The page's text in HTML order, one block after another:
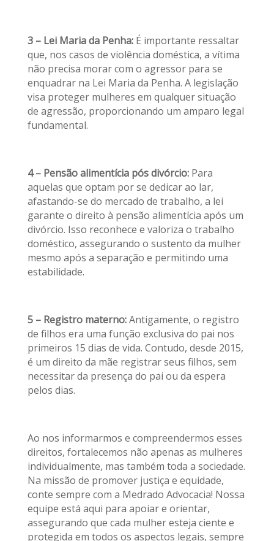
3 – Lei Maria da Penha:É importante ressaltar
que, nos casos de violência doméstica, a vítima
não precisa morar com o agressor para se
enquadrar na Lei Maria da Penha. A legislação
visa proteger mulheres em qualquer situação
de agressão, proporcionando um amparo legal
fundamental.
4 – Pensão alimentícia pós divórcio:Para
aquelas que optam por se dedicar ao lar,
afastando-se do mercado de trabalho, a lei
garante o direito à pensão alimentícia após um
divórcio. Isso reconhece e valoriza o trabalho
doméstico, assegurando o sustento da mulher
mesmo após a separação e permitindo uma
estabilidade.
5 – Registro materno:Antigamente, o registro
de filhos era uma função exclusiva do pai nos
primeiros 15 dias de vida. Contudo, desde 2015,
é um direito da mãe registrar seus filhos, sem
necessitar da presença do pai ou da espera
pelos dias.
Ao nos informarmos e compreendermos esses
direitos, fortalecemos não apenas as mulheres
individualmente, mas também toda a sociedade.
Na missão de promover justiça e equidade,
conte sempre com a Medrado Advocacia! Nossa
equipe está aqui para apoiar e orientar,
assegurando que cada mulher esteja ciente e
protegida em todos os aspectos legais, sempre